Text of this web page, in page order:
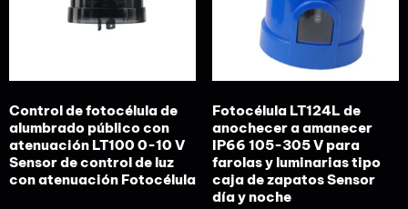
Control de fotocélula de
alumbrado público con
atenuación LT100 0-10 V
Sensor de control de luz
con atenuación Fotocélula
Fotocélula LT124L de
anochecer a amanecer
IP66 105-305 V para
farolas y luminarias tipo
caja de zapatos Sensor
día y noche